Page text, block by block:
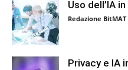
Uso dell’IA
Redazione BitMAT
Privacy e IA